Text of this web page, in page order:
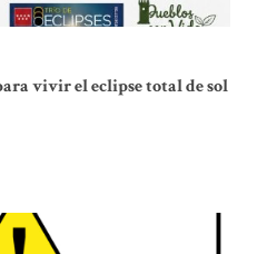
vivir el eclipse total de sol